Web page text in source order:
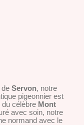
de Servon, notre
pigeonnier est
célèbre Mont
avec soin, notre
normand avec le